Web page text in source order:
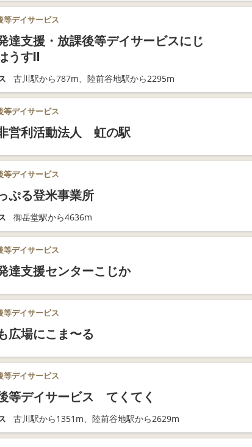
等デイサービス
達支援・放課後等デイサービスにじ
うすⅡ
古川駅から787m、陸前谷地駅から2295m
等デイサービス
営利活動法人 虹の駅
等デイサービス
ぷる登米事業所
御岳堂駅から4636m
等デイサービス
達支援センターこじか
等デイサービス
広場にこま〜る
等デイサービス
等デイサービス てくてく
古川駅から1351m、陸前谷地駅から2629m